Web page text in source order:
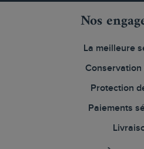
Nos
La meilleure
Conservation
Protection
Paiements